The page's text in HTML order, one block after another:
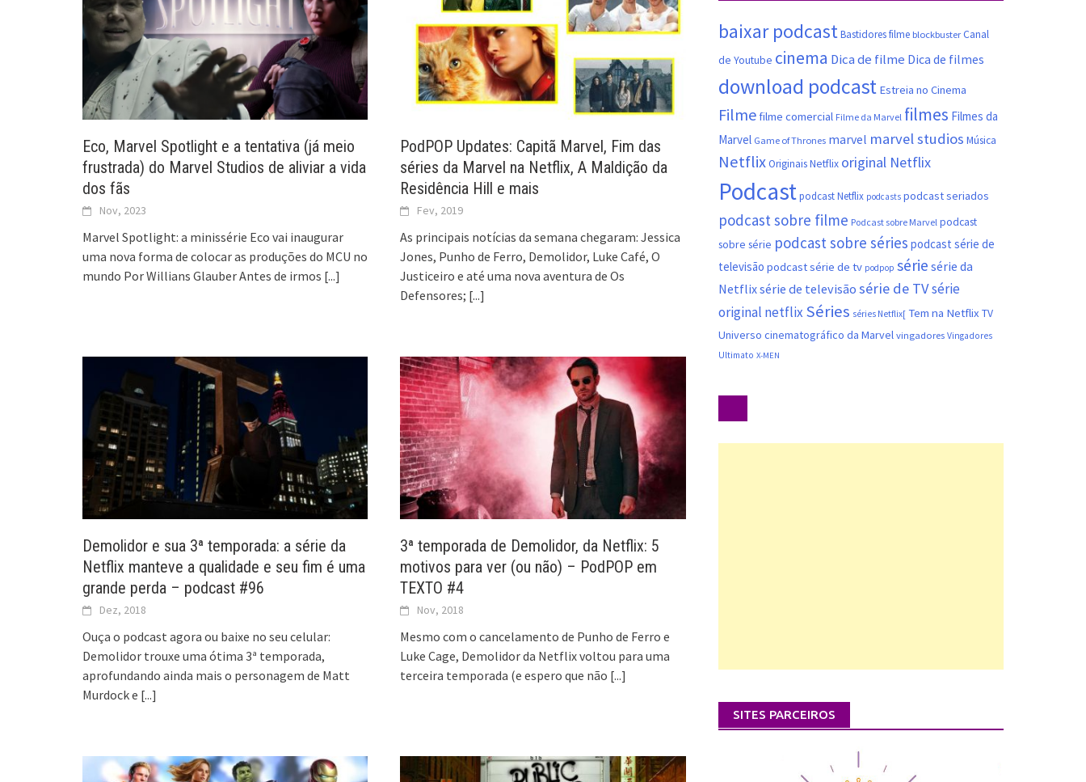
Eco, Marvel Spotlight e a tentativa (já meio
frustrada) do Marvel Studios de aliviar a vida
dos fãs
Nov, 2023
Marvel Spotlight: a minissérie Eco vai inaugurar
uma nova forma de colocar as produções do MCU no
mundo Por Willians Glauber Antes de irmos [...]
PodPOP Updates: Capitã Marvel, Fim das
séries da Marvel na Netflix, A Maldição da
Residência Hill e mais
Fev, 2019
As principais notícias da semana chegaram: Jessica
Jones, Punho de Ferro, Demolidor, Luke Café, O
Justiceiro e até uma nova aventura de Os
Defensores; [...]
Demolidor e sua 3ª temporada: a série da
Netflix manteve a qualidade e seu fim é uma
grande perda – podcast #96
Dez, 2018
Ouça o podcast agora ou baixe no seu celular:
Demolidor trouxe uma ótima 3ª temporada,
aprofundando ainda mais o personagem de Matt
Murdock e [...]
3ª temporada de Demolidor, da Netflix: 5
motivos para ver (ou não) – PodPOP em
TEXTO #4
Nov, 2018
Mesmo com o cancelamento de Punho de Ferro e
Luke Cage, Demolidor da Netflix voltou para uma
terceira temporada (e espero que não [...]
baixar podcastBastidores filme blockbuster Canal
de Youtube cinema Dica de filme Dica de filmes
download podcast Estreia no Cinema
Filmefilme comercial Filme da Marvel filmes Filmes da
Marvel Game of Thrones marvel marvel studios Música
NetflixOriginais Netflix original Netflix
Podcastpodcast Netflix podcasts podcast seriados
podcast sobre filme Podcast sobre Marvel podcast
sobre série podcast sobre séries podcast série de
televisão podcast série de tv podpop série série da
Netflixsérie de televisão série de TVsérie
original netflix Séries séries Netflix[ Tem na Netflix TV
Universo cinematográfico da Marvel vingadores Vingadores
Ultimato X-MEN
SITES PARCEIROS